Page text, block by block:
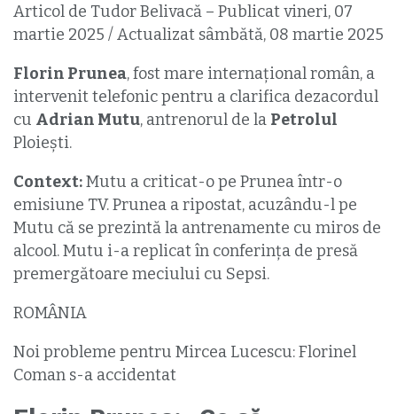
Articol de Tudor Belivacă – Publicat vineri, 07
martie 2025 / Actualizat sâmbătă, 08 martie 2025
Florin Prunea, fost mare internațional român, a
intervenit telefonic pentru a clarifica dezacordul
cu Adrian Mutu, antrenorul de la Petrolul
Ploiești.
Context:Mutu a criticat-o pe Prunea într-o
emisiune TV. Prunea a ripostat, acuzându-l pe
Mutu că se prezintă la antrenamente cu miros de
alcool. Mutu i-a replicat în conferința de presă
premergătoare meciului cu Sepsi.
ROMÂNIA
Noi probleme pentru Mircea Lucescu: Florinel
Coman s-a accidentat